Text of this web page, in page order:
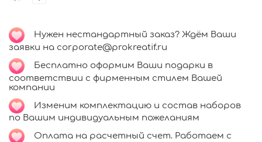
Нужен нестандартный заказ? Ждём Ваши
заявки на corporate@prokreatif.ru
Бесплатно оформим Ваши подарки в
соответствии с фирменным стилем Вашей
компании
Изменим комплектацию и состав наборов
по Вашим индивидуальным пожеланиям
Оплата на расчетный счет. Работаем с